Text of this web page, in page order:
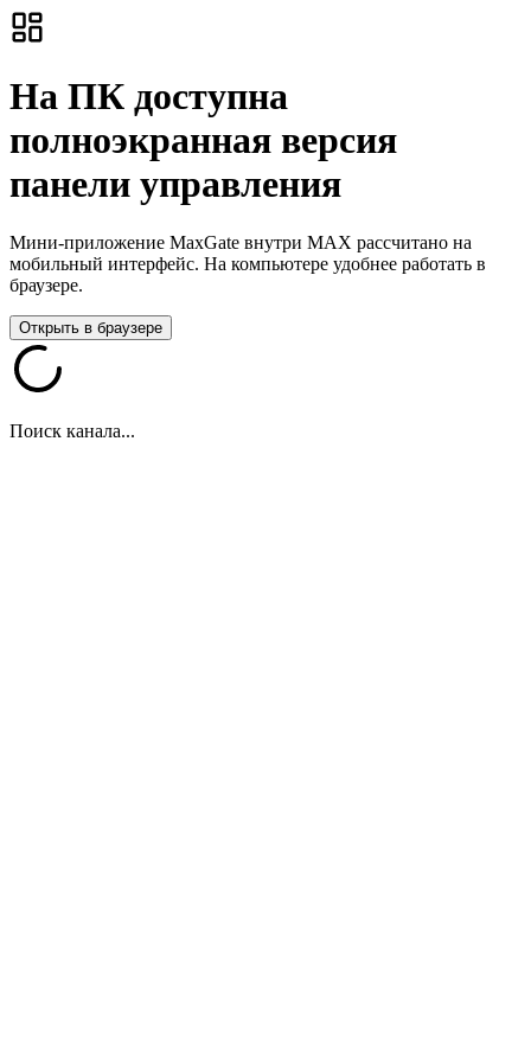
На ПК доступна
полноэкранная версия
панели управления
Мини-приложение MaxGate внутри MAX рассчитано на
мобильный интерфейс. На компьютере удобнее работать в
браузере.
Открыть в браузере
Поиск канала...